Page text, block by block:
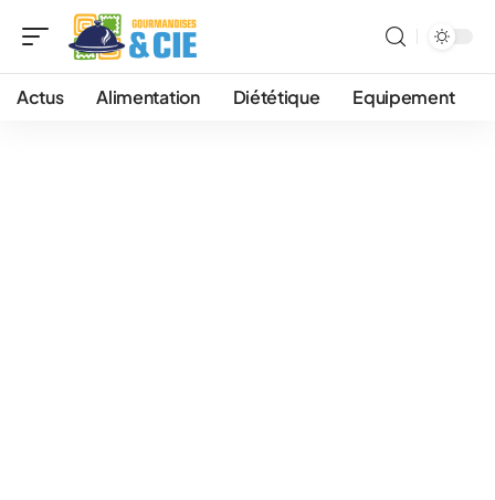
Actus Alimentation Diététique Equipement